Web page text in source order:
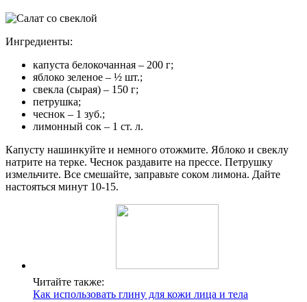
Ингредиенты:
капуста белокочанная – 200 г;
яблоко зеленое – ½ шт.;
свекла (сырая) – 150 г;
петрушка;
чеснок – 1 зуб.;
лимонный сок – 1 ст. л.
Капусту нашинкуйте и немного отожмите. Яблоко и свеклу
натрите на терке. Чеснок раздавите на прессе. Петрушку
измельчите. Все смешайте, заправьте соком лимона. Дайте
настояться минут 10-15.
Читайте также:
Как использовать глину для кожи лица и тела